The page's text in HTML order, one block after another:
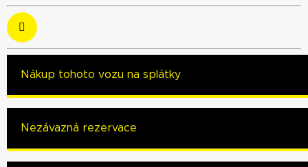
Nákup tohoto vozu na splátky
Nezávazná rezervace